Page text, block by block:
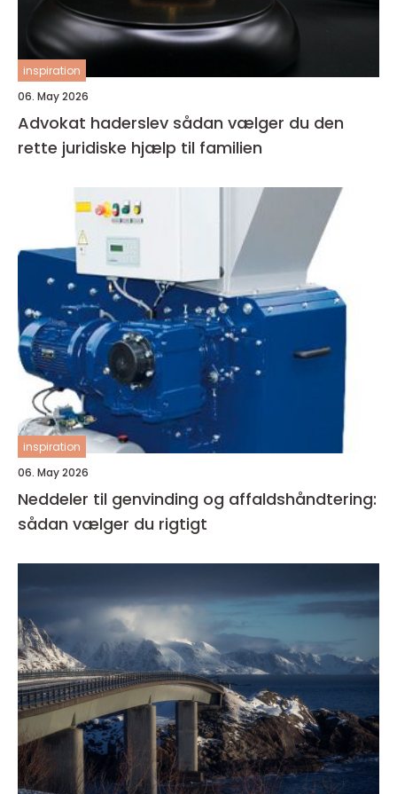
inspiration
06. May 2026
Advokat haderslev sådan vælger du den
rette juridiske hjælp til familien
inspiration
06. May 2026
Neddeler til genvinding og affaldshåndtering:
sådan vælger du rigtigt